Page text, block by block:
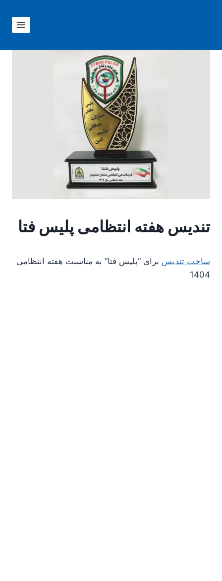
تندیس هفته انتظامی پلیس فتا
ساخت تندیس برای “پلیس فتا” به مناسبت هفته انتظامی
1404